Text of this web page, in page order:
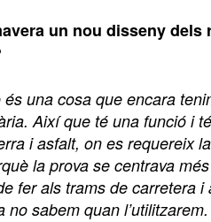
un nou disseny
una cosa que encara
Així que té una funció i
i asfalt, on es requereix
la prova se centrava
fer als trams de carretera
sabem quan l’utilitzarem.